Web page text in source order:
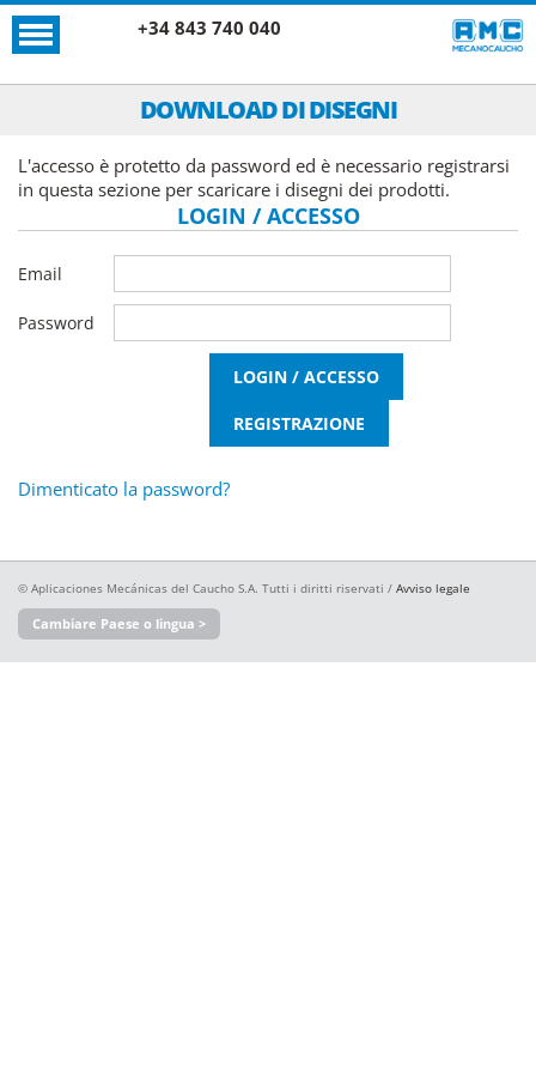
+34 843 740 040
DOWNLOAD DI DISEGNI
L'accesso è protetto da password ed è necessario registrarsi
in questa sezione per scaricare i disegni dei prodotti.
LOGIN / ACCESSO
Email
Password
Dimenticato la password?
© Aplicaciones Mecánicas del Caucho S.A. Tutti i diritti riservati / Avviso legale
Cambiare Paese o lingua >